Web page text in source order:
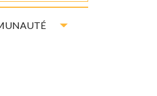
Toggle Dropdown